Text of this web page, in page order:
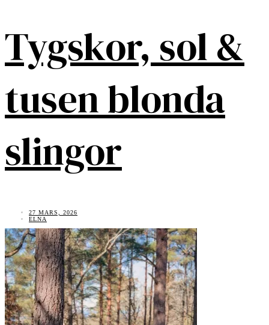
Tygskor, sol &
tusen blonda
slingor
27 MARS, 2026
ELNA